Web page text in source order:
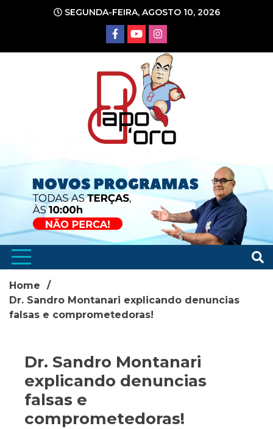
conteúdo
SEGUNDA-FEIRA, AGOSTO 10, 2026
Home
Dr. Sandro Montanari explicando denuncias
falsas e comprometedoras!
Dr. Sandro Montanari
explicando denuncias
falsas e
comprometedoras!